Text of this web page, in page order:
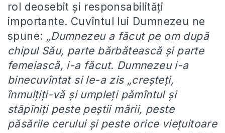
rol deosebit şi responsabilităţi
importante. Cuvîntul lui Dumnezeu ne
spune: „Dumnezeu a făcut pe om după
chipul Său, parte bărbătească şi parte
femeiască, i-a făcut. Dumnezeu i-a
binecuvîntat si le-a zis „creşteţi,
înmulţiţi-vă şi umpleţi pămîntul şi
stăpîniţi peste peştii mării, peste
păsările cerului şi peste orice vieţuitoare